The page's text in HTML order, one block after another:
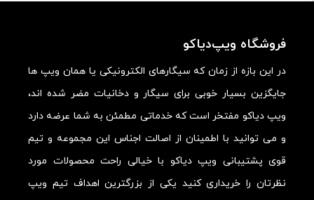
فروشگاه ویپ‌دیاکو
در این بازه از زمان که سیگارهای الکترونیکی یا همان ویپ ها
جایگزین بسیار خوبی برای سیگار و دخانیات مضر شده اند،
ویپ دیاکو مفتخر است که خدماتی مطمئن به شما عرضه دارد
و می توانید با اطمینان از اصالت اجناس این مجموعه و تیم
قوی پشتیبانی ویپ دیاکو با خیالی راحت محصولات مورد
نظرتان را خریداری کنید یکی از بزرگترین اهداف تیم ویپ